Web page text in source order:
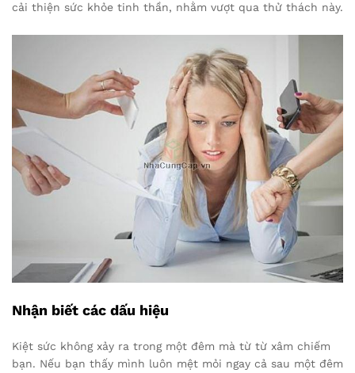
cải thiện sức khỏe tinh thần, nhằm vượt qua thử thách này.
Nhận biết các dấu hiệu
Kiệt sức không xảy ra trong một đêm mà từ từ xâm chiếm
bạn. Nếu bạn thấy mình luôn mệt mỏi ngay cả sau một đêm